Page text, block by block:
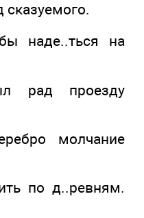
сказуемого.
на
проезду
молчание
по д..ревням.